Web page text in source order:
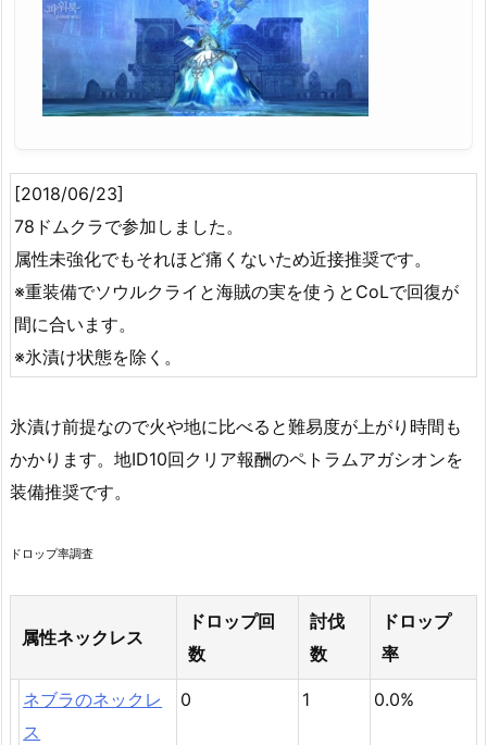
[2018/06/23]
78ドムクラで参加しました。
属性未強化でもそれほど痛くないため近接推奨です。
※重装備でソウルクライと海賊の実を使うとCoLで回復が
間に合います。
※氷漬け状態を除く。
氷漬け前提なので火や地に比べると難易度が上がり時間も
かかります。地ID10回クリア報酬のペトラムアガシオンを
装備推奨です。
ドロップ率調査
属性ネックレス
ドロップ回
数
討伐
数
ドロップ
率
ネブラのネックレ
ス
0 1 0.0%